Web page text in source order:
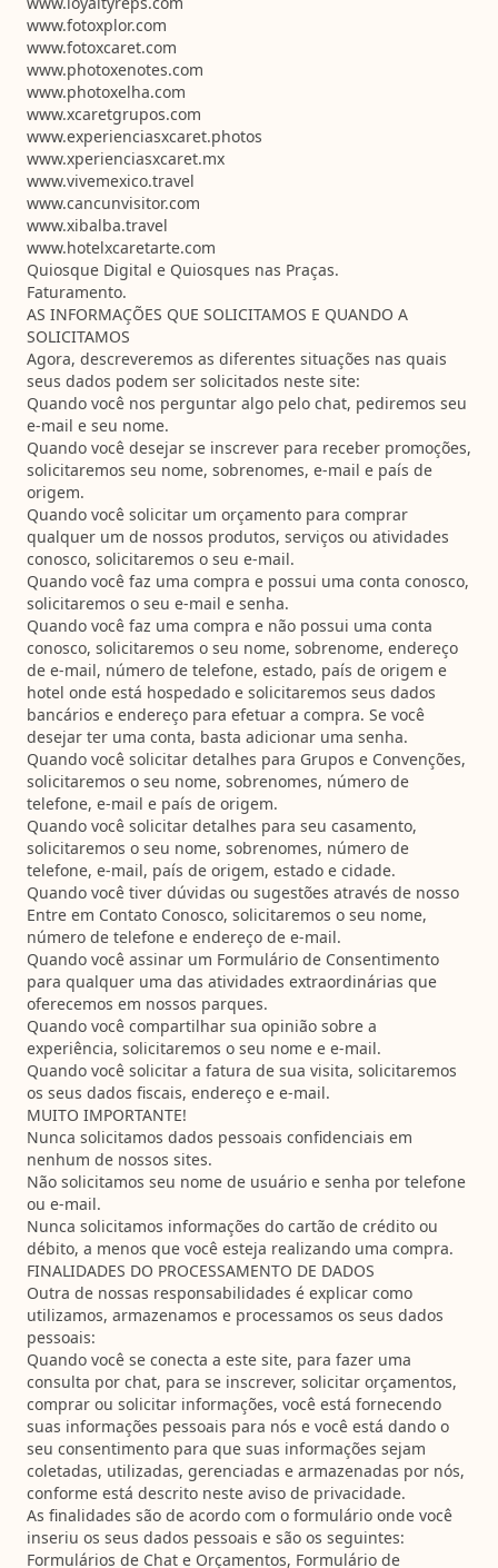
www.fotoxplor.com
www.fotoxcaret.com
www.photoxenotes.com
www.photoxelha.com
www.xcaretgrupos.com
www.experienciasxcaret.photos
www.xperienciasxcaret.mx
www.vivemexico.travel
www.cancunvisitor.com
www.xibalba.travel
www.hotelxcaretarte.com
Quiosque Digital e Quiosques nas Praças.
Faturamento.
AS INFORMAÇÕES QUE SOLICITAMOS E QUANDO A
SOLICITAMOS
Agora, descreveremos as diferentes situações nas quais
seus dados podem ser solicitados neste site:
Quando você nos perguntar algo pelo chat, pediremos seu
e-mail e seu nome.
Quando você desejar se inscrever para receber promoções,
solicitaremos seu nome, sobrenomes, e-mail e país de
origem.
Quando você solicitar um orçamento para comprar
qualquer um de nossos produtos, serviços ou atividades
conosco, solicitaremos o seu e-mail.
Quando você faz uma compra e possui uma conta conosco,
solicitaremos o seu e-mail e senha.
Quando você faz uma compra e não possui uma conta
conosco, solicitaremos o seu nome, sobrenome, endereço
de e-mail, número de telefone, estado, país de origem e
hotel onde está hospedado e solicitaremos seus dados
bancários e endereço para efetuar a compra. Se você
desejar ter uma conta, basta adicionar uma senha.
Quando você solicitar detalhes para Grupos e Convenções,
solicitaremos o seu nome, sobrenomes, número de
telefone, e-mail e país de origem.
Quando você solicitar detalhes para seu casamento,
solicitaremos o seu nome, sobrenomes, número de
telefone, e-mail, país de origem, estado e cidade.
Quando você tiver dúvidas ou sugestões através de nosso
Entre em Contato Conosco, solicitaremos o seu nome,
número de telefone e endereço de e-mail.
Quando você assinar um Formulário de Consentimento
para qualquer uma das atividades extraordinárias que
oferecemos em nossos parques.
Quando você compartilhar sua opinião sobre a
experiência, solicitaremos o seu nome e e-mail.
Quando você solicitar a fatura de sua visita, solicitaremos
os seus dados fiscais, endereço e e-mail.
MUITO IMPORTANTE!
Nunca solicitamos dados pessoais confidenciais em
nenhum de nossos sites.
Não solicitamos seu nome de usuário e senha por telefone
ou e-mail.
Nunca solicitamos informações do cartão de crédito ou
débito, a menos que você esteja realizando uma compra.
FINALIDADES DO PROCESSAMENTO DE DADOS
Outra de nossas responsabilidades é explicar como
utilizamos, armazenamos e processamos os seus dados
pessoais:
Quando você se conecta a este site, para fazer uma
consulta por chat, para se inscrever, solicitar orçamentos,
comprar ou solicitar informações, você está fornecendo
suas informações pessoais para nós e você está dando o
seu consentimento para que suas informações sejam
coletadas, utilizadas, gerenciadas e armazenadas por nós,
conforme está descrito neste aviso de privacidade.
As finalidades são de acordo com o formulário onde você
inseriu os seus dados pessoais e são os seguintes:
Formulários de Chat e Orçamentos, Formulário de